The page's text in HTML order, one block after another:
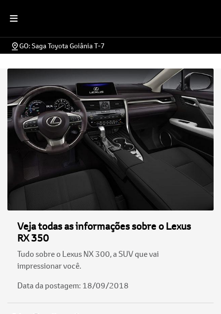
GO: Saga Toyota Goiânia T-7
Veja todas as informações sobre o Lexus
RX 350
Tudo sobre o Lexus NX 300, a SUV que vai
impressionar você.
Data da postagem: 18/09/2018